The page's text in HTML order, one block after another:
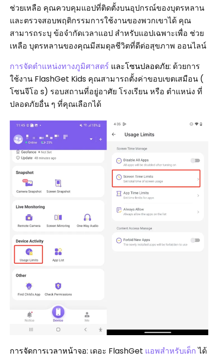
ช่วยเหลือ คุณควบคุมแอปที่ติดตั้งบนอุปกรณ์ของบุตรหลาน
และตรวจสอบพฤติกรรมการใช้งานของพวกเขาได้ คุณ
สามารถระบุ ข้อจำกัดเวลาแอป สำหรับแอปเฉพาะเพื่อ ช่วย
เหลือ บุตรหลานของคุณมีสมดุลชีวิตที่ดีต่อสุขภาพ ออนไลน์
การจัดตำแหน่งทางภูมิศาสตร์ และโซนปลอดภัย: ด้วยการ
ใช้งาน FlashGet Kids คุณสามารถตั้งค่าขอบเขตเสมือน (
โซนจีโอ s) รอบสถานที่อยู่อาศัย โรงเรียน หรือ ตำแหน่ง ที่
ปลอดภัยอื่น ๆ ที่คุณเลือกได้
การจัดการเวลาหน้าจอ: เดอะ FlashGet แอพสำหรับเด็กได้